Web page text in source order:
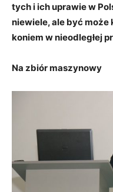
tych i ich uprawie w
niewiele, ale być może
koniem w nieodległej
Na zbiór maszynowy